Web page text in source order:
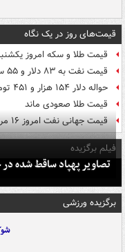
قیمت‌های روز در یک نگاه
قیمت طلا و سکه امروز یکشنبه ۱۸ مرداد
قیمت نفت به ۸۳ دلار و ۵۵ سنت در هر بشکه رسید
حواله دلار ۱۵۴ هزار و ۴۵۱ تومان شد
قیمت طلا صعودی ماند
قیمت جهانی نفت امروز ۱۶ مرداد
فیلم برگزیده
تصاویر پهپاد ساقط شده
برگزیده ورزشی